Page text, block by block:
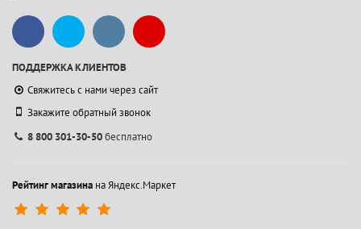
ПОДДЕРЖКА КЛИЕНТОВ
Свяжитесь с нами через сайт
Закажите обратный звонок
8 800 301-30-50бесплатно
Рейтинг магазина на Яндекс.Маркет